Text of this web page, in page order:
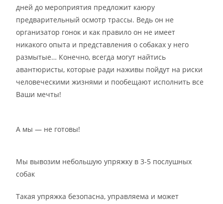
дней до мероприятия предложит каюру
предварительный осмотр трассы. Ведь он не
организатор гонок и как правило он не имеет
никакого опыта и представления о собаках у него
размытые… Конечно, всегда могут найтись
авантюристы, которые ради наживы пойдут на риски
человеческими жизнями и пообещают исполнить все
Ваши мечты!
А мы — не готовы!
Мы вывозим небольшую упряжку в 3-5 послушных
собак
Такая упряжка безопасна, управляема и может